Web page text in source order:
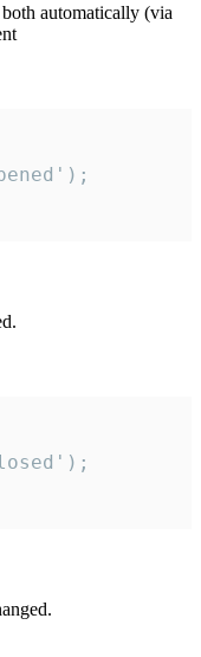
automatically (via